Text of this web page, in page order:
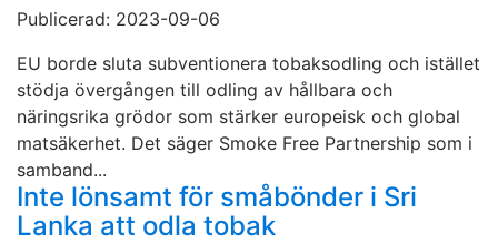
Publicerad: 2023-09-06
EU borde sluta subventionera tobaksodling och istället
stödja övergången till odling av hållbara och
näringsrika grödor som stärker europeisk och global
matsäkerhet. Det säger Smoke Free Partnership som i
samband...
Inte lönsamt för småbönder i Sri
Lanka att odla tobak